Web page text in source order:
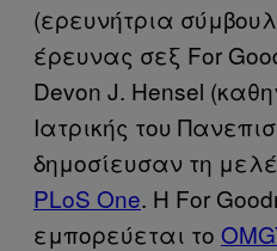
(ερευνήτρια
έρευνας σεξ For
Devon J. Hensel
Ιατρικής του
δημοσίευσαν τη
PLoS One. Η For
εμπορεύεται το